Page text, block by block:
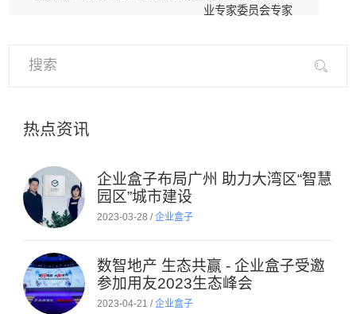
业专家委员会专家
热点资讯
企业盒子布局广州 助力大湾区“智慧
园区”城市建设
2023-03-28 /企业盒子
数智地产 生态共赢 - 企业盒子受邀
参加用友2023生态峰会
2023-04-21 /企业盒子